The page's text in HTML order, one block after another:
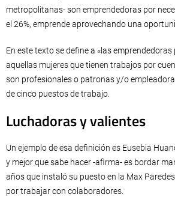
metropolitanas- son emprendedoras por
el 26%, emprende aprovechando una
En este texto se define a «las emprendedoras
aquellas mujeres que tienen trabajos por
son profesionales o patronas y/o
de cinco puestos de trabajo.
Luchadoras y valientes
Un ejemplo de esa definición es Eusebia
y mejor que sabe hacer -afirma- es bordar
años que instaló su puesto en la Max
por trabajar con colaboradores.